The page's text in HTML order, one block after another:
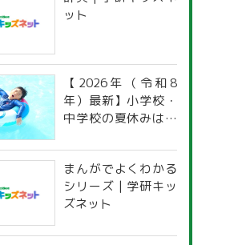
ット
【2026年（令和8
年）最新】小学校・
中学校の夏休みはい
道府県別「夏季休暇
一覧」
まんがでよくわかる
シリーズ | 学研キッ
ズネット